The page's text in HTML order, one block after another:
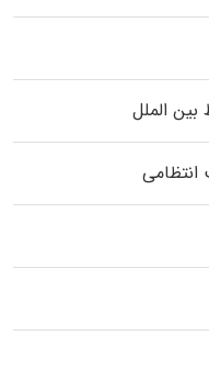
الملل